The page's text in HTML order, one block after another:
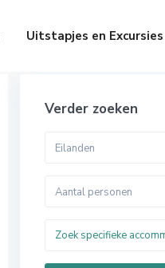
Uitstapjes en Excursies
Verder zoeken
Eilanden
Aantal personen